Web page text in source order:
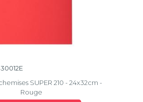
SUPER 210 - 24x32cm -
Rouge